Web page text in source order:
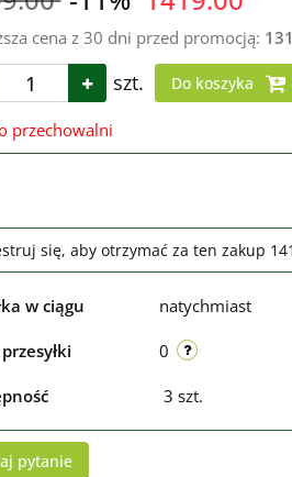
cena z 30 dni przed promocją:
szt. Do koszyka
przechowalni
się, aby otrzymać za ten zakup
w ciągu natychmiast
0
3 szt.
pytanie